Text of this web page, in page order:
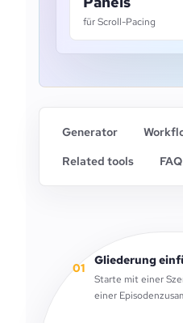
für Scroll-Pacing
Generator
Related tools
FAQ
01
Gliederung
Starte mit einer
einer